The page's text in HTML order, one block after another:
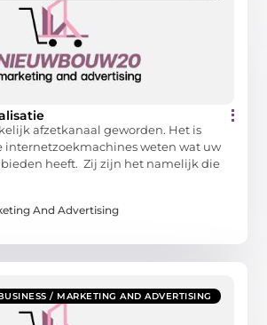
afzetkanaal geworden. Het is
internetzoekmachines weten wat uw
heeft. Zij zijn het namelijk die
And Advertising
/ MARKETING AND ADVERTISING